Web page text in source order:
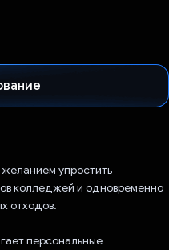
упростить
колледжей и одновременно
отходов.
персональные